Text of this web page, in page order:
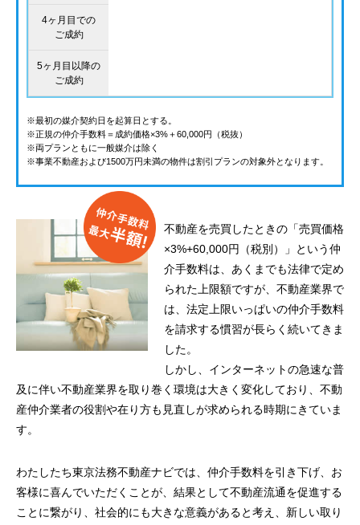
4ヶ月目での
ご成約
5ヶ月目以降の
ご成約
※最初の媒介契約日を起算日とする。
※正規の仲介手数料＝成約価格×3%＋60,000円（税抜）
※両プランともに一般媒介は除く
※事業不動産および1500万円未満の物件は割引プランの対象外となります。
不動産を売買したときの「売買価格
×3%+60,000円（税別）」という仲
介手数料は、あくまでも法律で定め
られた上限額ですが、不動産業界で
は、法定上限いっぱいの仲介手数料
を請求する慣習が長らく続いてきま
した。
しかし、インターネットの急速な普
及に伴い不動産業界を取り巻く環境は大きく変化しており、不動
産仲介業者の役割や在り方も見直しが求められる時期にきていま
す。
わたしたち東京法務不動産ナビでは、仲介手数料を引き下げ、お
客様に喜んでいただくことが、結果として不動産流通を促進する
ことに繋がり、社会的にも大きな意義があると考え、新しい取り